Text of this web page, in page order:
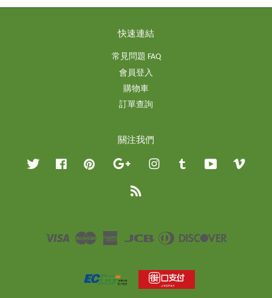
快速連結
常見問題 FAQ
會員登入
購物車
訂單查詢
關注我們
Twitter Facebook Pinterest Google InstagramTumblr YouTube
Visa Master
American
JCB
Diners